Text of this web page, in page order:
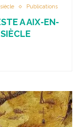
Publications
A AIX-EN-